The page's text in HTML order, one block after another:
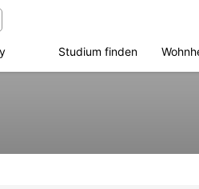
Studium finden